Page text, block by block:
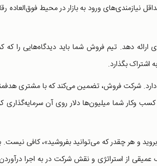
ورود به بازار در محیط فوق‌العاده
ارائه دهد. تیم فروش شما باید دیدگاه‌هایی را
اشتراک بگذارد.
دارد. شرکت فروش، تضمین می‌کند که با مشتری
وکار شما میلیون‌ها دلار روی آن سرمایه‌گذاری
و هر چقدر که می‌توانید بفروشید»، کافی نیست.
عمیقی از استراتژی و نقش شرکت در به اجرا